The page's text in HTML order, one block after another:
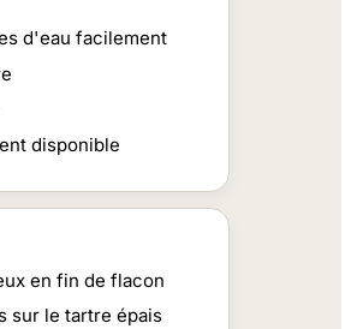
d'eau facilement
disponible
en fin de flacon
sur le tartre épais